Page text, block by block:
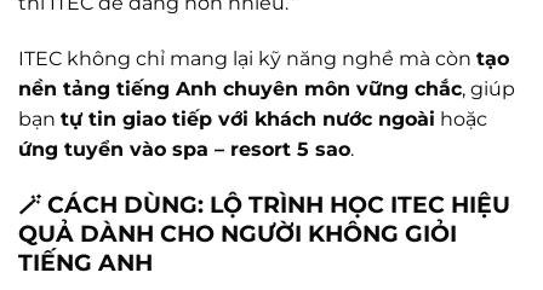
ITEC không chỉ mang lại kỹ năng nghề mà còn tạo
nền tảng tiếng Anh chuyên môn vững chắc, giúp
bạn tự tin giao tiếp với khách nước ngoài hoặc
ứng tuyển vào spa – resort 5 sao.
🪄 CÁCH DÙNG: LỘ TRÌNH HỌC ITEC HIỆU
QUẢ DÀNH CHO NGƯỜI KHÔNG GIỎI
TIẾNG ANH